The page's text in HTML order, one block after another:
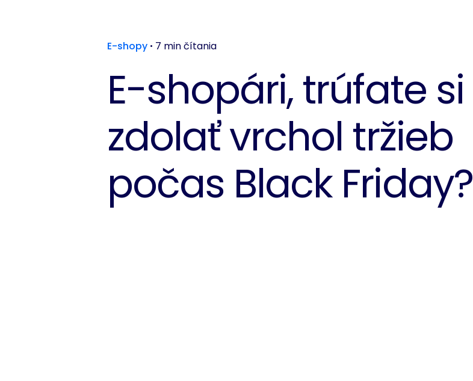
E-shopy 7 min čítania
E-shopári, trúfate si
zdolať vrchol tržieb
počas Black Friday?